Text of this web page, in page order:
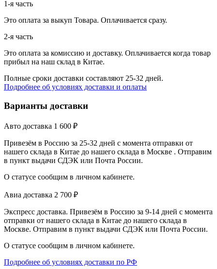
1-я часть
Это оплата за выкуп Товара. Оплачивается сразу.
2-я часть
Это оплата за комиссию и доставку. Оплачивается когда товар
прибыл на наш склад в Китае.
Полные сроки доставки составляют 25-32 дней.
Подробнее об условиях доставки и оплаты
Варианты доставки
Авто доставка 1 600 ₽
Привезём в Россию за 25-32 дней с момента отправки от
нашего склада в Китае до нашего склада в Москве . Отправим
в пункт выдачи СДЭК или Почта России.
О статусе сообщим в личном кабинете.
Авиа доставка 2 700 ₽
Экспресс доставка. Привезём в Россию за 9-14 дней с момента
отправки от нашего склада в Китае до нашего склада в
Москве. Отправим в пункт выдачи СДЭК или Почта России.
О статусе сообщим в личном кабинете.
Подробнее об условиях доставки по РФ